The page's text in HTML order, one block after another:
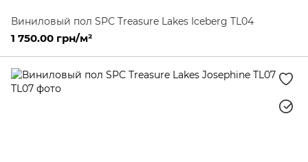
Виниловый пол SPC Treasure Lakes Iceberg TL04
1 750.00 грн/м²